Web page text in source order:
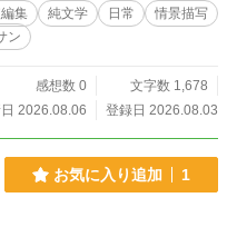
集 純文学 日常
情景描写
ン
感想数 0
文字数 1,678
2026.08.06
登録日 2026.08.03
お気に入り追加 1